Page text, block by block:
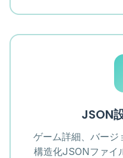
JSON
ゲーム詳細、バージ
構造化JSONファイ